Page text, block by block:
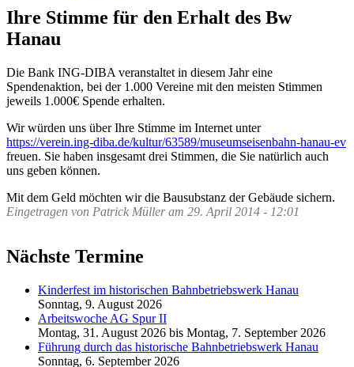
Ihre Stimme für den Erhalt des Bw
Hanau
Die Bank ING-DIBA veranstaltet in diesem Jahr eine
Spendenaktion, bei der 1.000 Vereine mit den meisten Stimmen
jeweils 1.000€ Spende erhalten.
Wir würden uns über Ihre Stimme im Internet unter
https://verein.ing-diba.de/kultur/63589/museumseisenbahn-hanau-ev
freuen. Sie haben insgesamt drei Stimmen, die Sie natürlich auch
uns geben können.
Mit dem Geld möchten wir die Bausubstanz der Gebäude sichern.
Eingetragen von Patrick Mülleram 29. April 2014 - 12:01
Nächste Termine
Kinderfest im historischen Bahnbetriebswerk Hanau
Sonntag, 9. August 2026
Arbeitswoche AG Spur II
Montag, 31. August 2026 bis Montag, 7. September 2026
Führung durch das historische Bahnbetriebswerk Hanau
Sonntag, 6. September 2026